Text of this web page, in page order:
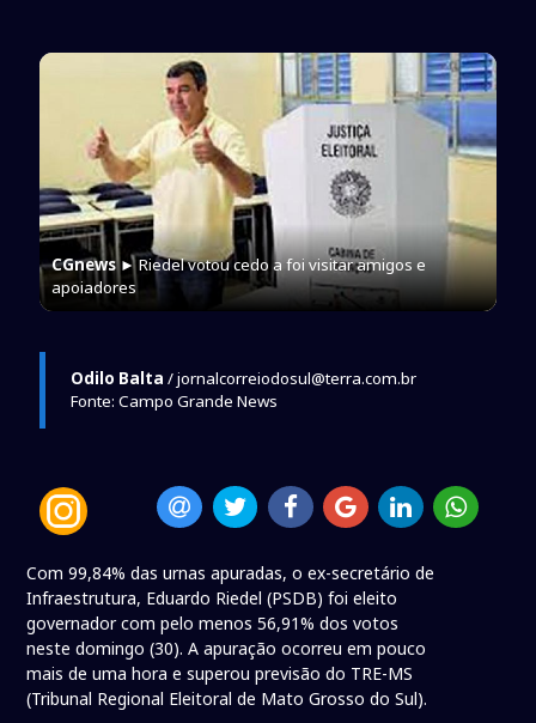
CGnews► Riedel votou cedo a foi visitar amigos e
apoiadores
Odilo Balta / jornalcorreiodosul@terra.com.br
Fonte: Campo Grande News
Com 99,84% das urnas apuradas, o ex-secretário de
Infraestrutura, Eduardo Riedel (PSDB) foi eleito
governador com pelo menos 56,91% dos votos
neste domingo (30). A apuração ocorreu em pouco
mais de uma hora e superou previsão do TRE-MS
(Tribunal Regional Eleitoral de Mato Grosso do Sul).